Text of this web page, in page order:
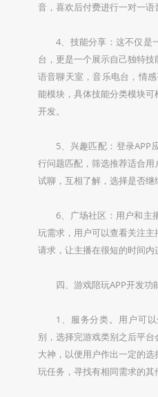
音，喜欢后付费进行一对一语
4、技能分享：这不仅是
台，更是一个展示自己独特
语音聊天室，音乐电台，情
能模块，具体技能分类模块
开发。
5、兴趣匹配：登录APP
行问题匹配，筛选推荐适合
试聊，互相了解，选择是否继
6、广场社区：用户和主
玩需求，用户可以查看关注
请求，让主播在很短的时间内
四、游戏陪玩APP开发功
1、服务分类。用户可
别，选择完游戏类别之后平
大神，以便用户作出一定的
玩任务，寻找有相同需求的其